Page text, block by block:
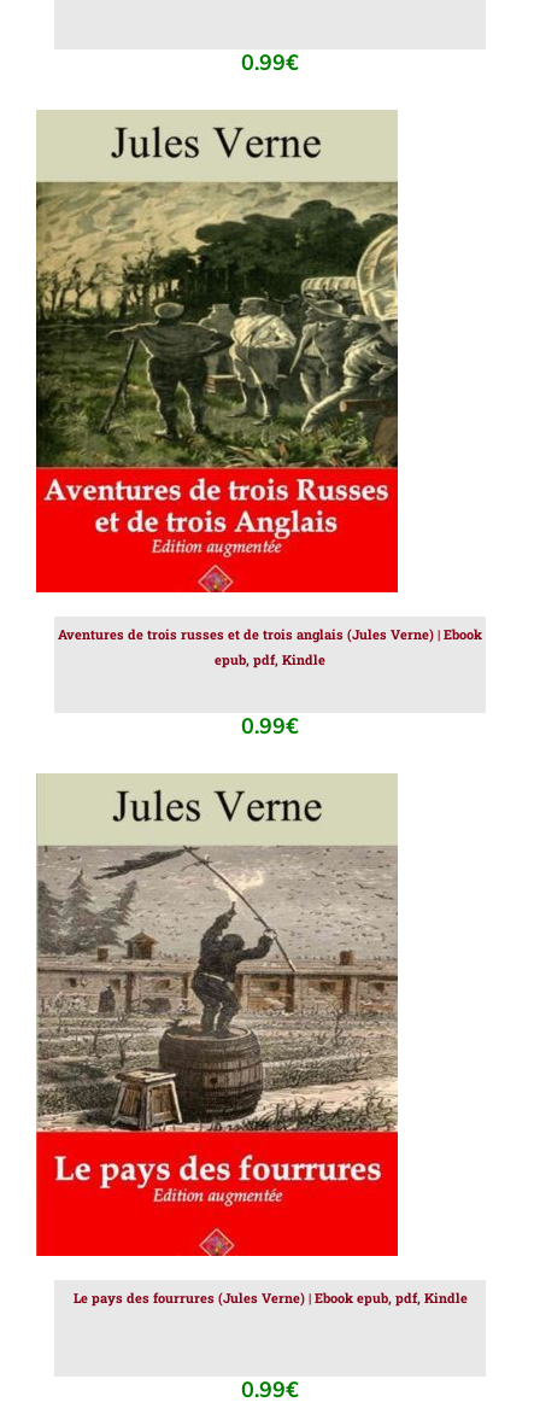
0.99€
AJOUTER AU PANIER / DÉTAILS
Aventures de trois russes et de trois anglais (Jules Verne) | Ebook
epub, pdf, Kindle
0.99€
AJOUTER AU PANIER / DÉTAILS
Le pays des fourrures (Jules Verne) | Ebook epub, pdf, Kindle
0.99€